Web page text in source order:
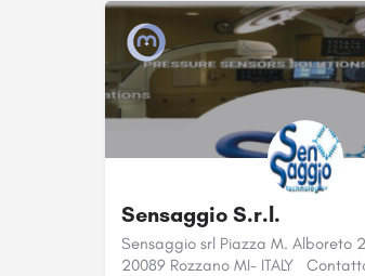
Sensaggio S.r.l.
Sensaggio srl Piazza M.
20089 Rozzano MI- ITALY